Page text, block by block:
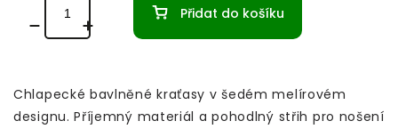
Přidat do košíku
Chlapecké bavlněné kraťasy v šedém melírovém
designu. Příjemný materiál a pohodlný střih pro nošení